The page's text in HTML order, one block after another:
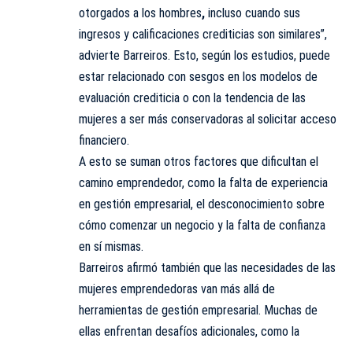
otorgados a los hombres, incluso cuando sus
ingresos y calificaciones crediticias son similares”,
advierte Barreiros. Esto, según los estudios, puede
estar relacionado con sesgos en los modelos de
evaluación crediticia o con la tendencia de las
mujeres a ser más conservadoras al solicitar acceso
financiero.
A esto se suman otros factores que dificultan el
camino emprendedor, como la falta de experiencia
en gestión empresarial, el desconocimiento sobre
cómo comenzar un negocio y la falta de confianza
en sí mismas.
Barreiros afirmó también que las necesidades de las
mujeres emprendedoras van más allá de
herramientas de gestión empresarial. Muchas de
ellas enfrentan desafíos adicionales, como la